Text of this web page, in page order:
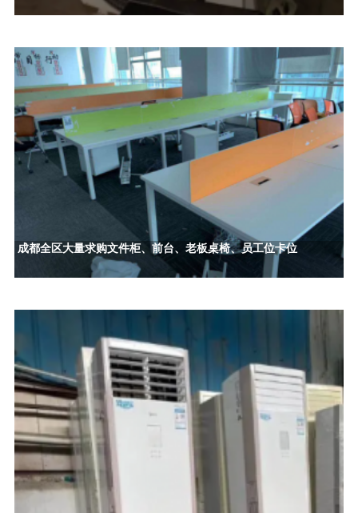
成都全区大量求购文件柜、前台、老板桌椅、员工位卡位